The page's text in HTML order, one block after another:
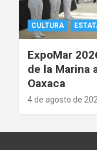
CULTURA
ExpoMar
de la Marina
Oaxaca
4 de agosto de